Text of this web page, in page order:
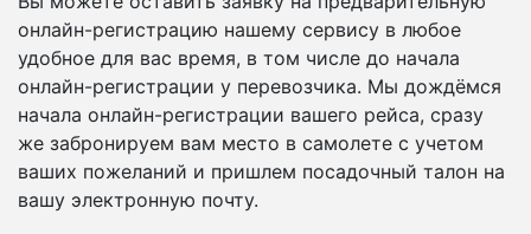
онлайн-регистрацию нашему сервису в любое
удобное для вас время, в том числе до начала
онлайн-регистрации у перевозчика. Мы дождёмся
начала онлайн-регистрации вашего рейса, сразу
же забронируем вам место в самолете с учетом
ваших пожеланий и пришлем посадочный талон на
вашу электронную почту.